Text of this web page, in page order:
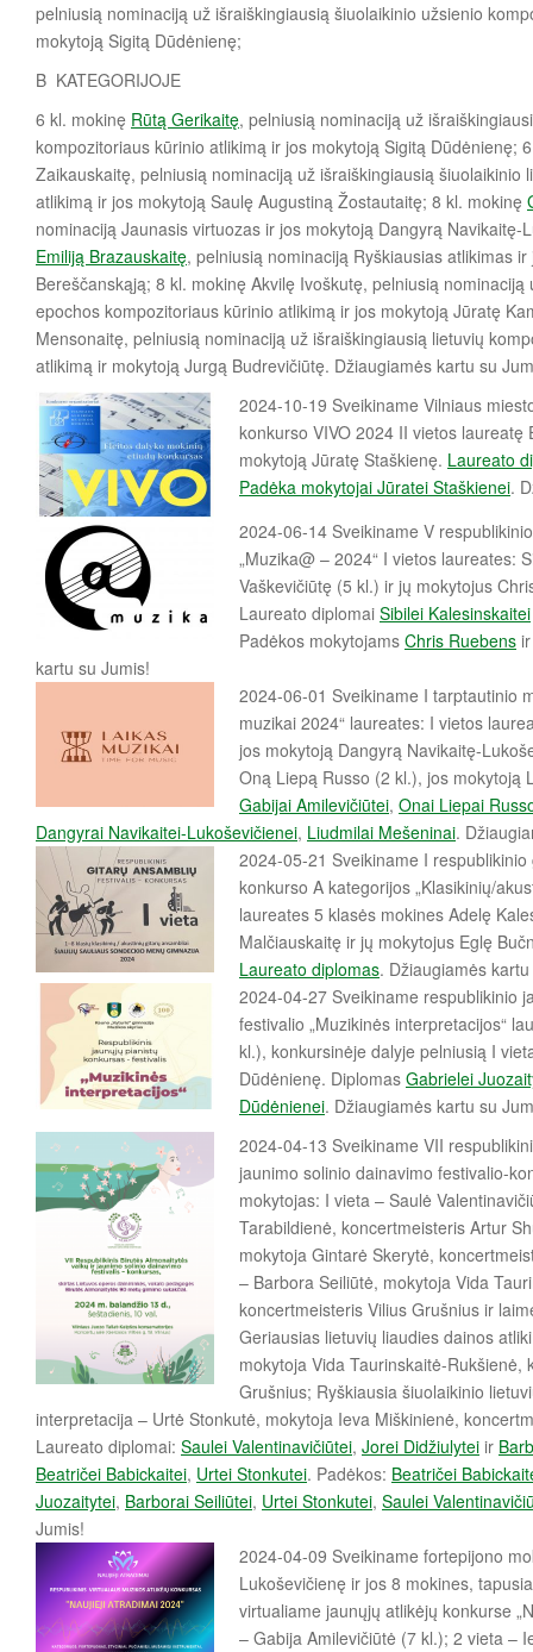
pelniusią nominaciją už išraiškingiausią šiuolaikinio užsienio
mokytoją Sigitą Dūdėnienę;
B KATEGORIJOJE
6 kl. mokinę Rūtą Gerikaitę, pelniusią nominaciją už
kompozitoriaus kūrinio atlikimą ir jos mokytoją Sigitą Dūdėnienę;
Zaikauskaitę, pelniusią nominaciją už išraiškingiausią šiuolaikinio
atlikimą ir jos mokytoją Saulę Augustiną Žostautaitę; 8 kl. mokinę
nominaciją Jaunasis virtuozas ir jos mokytoją Dangyrą Navikaitę-
Emiliją Brazauskaitę, pelniusią nominaciją Ryškiausias atlikimas
Bereščanskąją; 8 kl. mokinę Akvilę Ivoškutę, pelniusią
epochos kompozitoriaus kūrinio atlikimą ir jos mokytoją Jūratę
Mensonaitę, pelniusią nominaciją už išraiškingiausią lietuvių
atlikimą ir mokytoją Jurgą Budrevičiūtę. Džiaugiamės kartu su
2024-10-19 Sveikiname Vilniaus
konkurso VIVO 2024 II vietos laureatę
mokytoją Jūratę Staškienę. Laureato
Padėka mokytojai Jūratei Staškienei.
2024-06-14 Sveikiname V
„Muzika@ – 2024“ I vietos laureates:
Vaškevičiūtę (5 kl.) ir jų mokytojus
Laureato diplomai Sibilei Kalesinskaitei
Padėkos mokytojams Chris Ruebens
kartu su Jumis!
2024-06-01 Sveikiname I tarptautinio
muzikai 2024“ laureates: I vietos
jos mokytoją Dangyrą Navikaitę-
Oną Liepą Russo (2 kl.), jos mokytoją
Gabijai Amilevičiūtei, Onai Liepai
Dangyrai Navikaitei-Lukoševičienei, Liudmilai Mešeninai.
2024-05-21 Sveikiname I
konkurso A kategorijos „Klasikinių/
laureates 5 klasės mokines Adelę
Malčiauskaitę ir jų mokytojus Eglę
Laureato diplomas. Džiaugiamės
2024-04-27 Sveikiname respublikinio
festivalio „Muzikinės interpretacijos“
kl.), konkursinėje dalyje pelniusią I
Dūdėnienę. Diplomas Gabrielei
Dūdėnienei. Džiaugiamės kartu su
2024-04-13 Sveikiname VII
jaunimo solinio dainavimo festivalio-
mokytojas: I vieta – Saulė
Tarabildienė, koncertmeisteris Artur
mokytoja Gintarė Skerytė,
– Barbora Seiliūtė, mokytoja Vida
koncertmeisteris Vilius Grušnius ir
Geriausias lietuvių liaudies dainos
mokytoja Vida Taurinskaitė-Rukšienė,
Grušnius; Ryškiausia šiuolaikinio
interpretacija – Urtė Stonkutė, mokytoja Ieva Miškinienė,
Laureato diplomai: Saulei Valentinavičiūtei, Jorei Didžiulytei ir
Beatričei Babickaitei, Urtei Stonkutei. Padėkos: Beatričei
Juozaitytei, Barborai Seiliūtei, Urtei Stonkutei, Saulei
Jumis!
2024-04-09 Sveikiname fortepijono
Lukoševičienę ir jos 8 mokines,
virtualiame jaunųjų atlikėjų konkurse
– Gabija Amilevičiūtė (7 kl.); 2 vieta –